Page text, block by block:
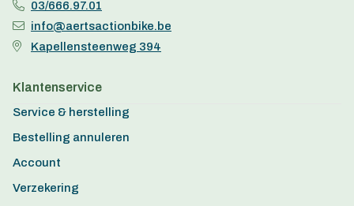
03/666.97.01
info@aertsactionbike.be
Kapellensteenweg 394
Klantenservice
Service & herstelling
Bestelling annuleren
Account
Verzekering